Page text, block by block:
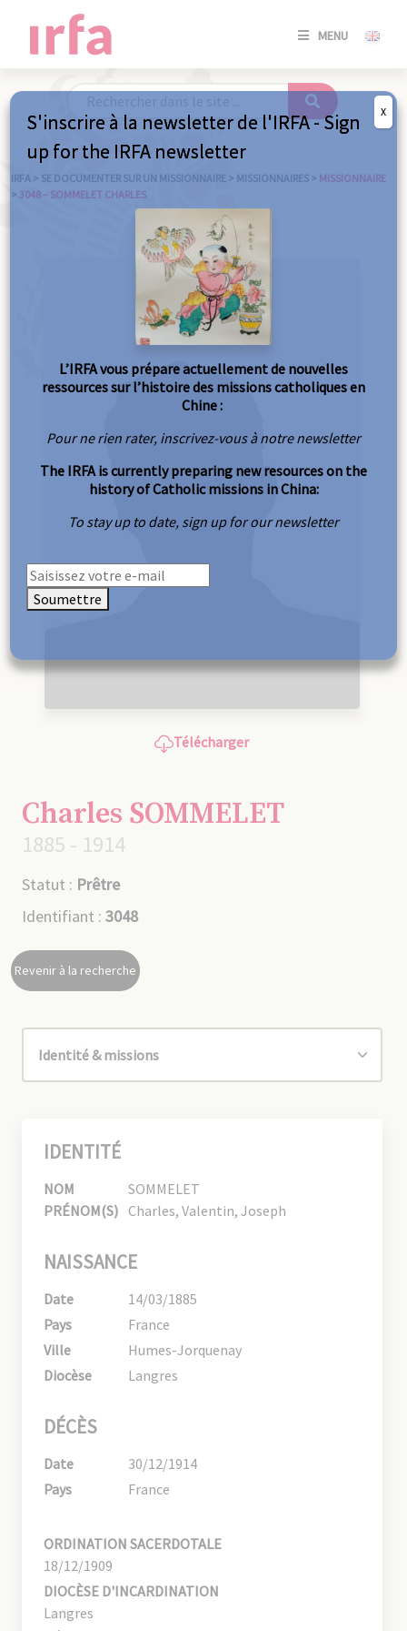
MENU
SE
/
IRFA > SE DOCUMENTER SUR UN MISSIONNAIRE > MISSIONNAIRES > MISSIONNAIRE
> 3048 – SOMMELET CHARLES
Télécharger
Charles SOMMELET
1885 - 1914
Statut : Prêtre
Identifiant : 3048
Revenir à la recherche
IDENTITÉ
NOM
SOMMELET
PRÉNOM(S) Charles, Valentin, Joseph
NAISSANCE
Date
14/03/1885
Pays
France
Ville
Humes-Jorquenay
Diocèse
Langres
DÉCÈS
Date
30/12/1914
Pays
France
ORDINATION SACERDOTALE
18/12/1909
DIOCÈSE D'INCARDINATION
Langres
S'inscrire à la newsletter de l'IRFA - Sign
up for the IRFA newsletter
L’IRFA vous prépare actuellement de nouvelles
ressources sur l’histoire des missions catholiques en
Chine :
Pour ne rien rater, inscrivez-vous à notre newsletter
The IRFA is currently preparing new resources on the
history of Catholic missions in China:
To stay up to date, sign up for our newsletter
Soumettre
X